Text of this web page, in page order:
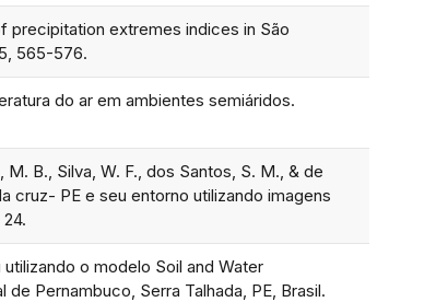
precipitation extremes indices in São
565-576.
do ar em ambientes semiáridos.
B., Silva, W. F., dos Santos, S. M., & de
cruz- PE e seu entorno utilizando imagens
o modelo Soil and Water
Pernambuco, Serra Talhada, PE, Brasil.